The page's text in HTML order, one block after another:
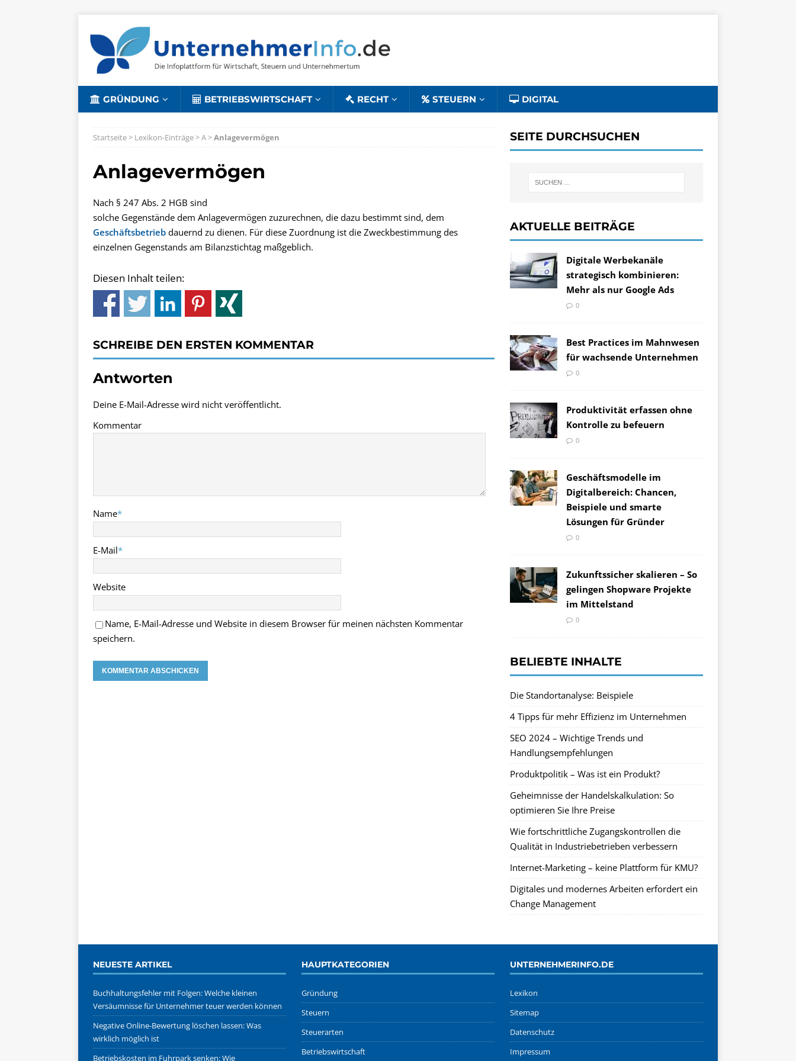
GRÜNDUNG BETRIEBSWIRTSCHAFT RECHT STEUERN DIGITAL
Startseite> Lexikon-Einträge>A>Anlagevermögen
Anlagevermögen
Nach § 247 Abs. 2 HGB sind
solche Gegenstände dem Anlagevermögen zuzurechnen, die dazu bestimmt sind, dem
Geschäftsbetrieb dauernd zu dienen. Für diese Zuordnung ist die Zweckbestimmung des
einzelnen Gegenstands am Bilanzstichtag maßgeblich.
Diesen Inhalt teilen:
SCHREIBE DEN ERSTEN KOMMENTAR
Antworten
Deine E-Mail-Adresse wird nicht veröffentlicht.
Kommentar
Name*
E-Mail*
Website
Name, E-Mail-Adresse und Website in diesem Browser für meinen nächsten Kommentar
speichern.
SEITE DURCHSUCHEN
AKTUELLE BEITRÄGE
Digitale Werbekanäle
strategisch kombinieren:
Mehr als nur Google Ads
0
Best Practices im Mahnwesen
für wachsende Unternehmen
0
Produktivität erfassen ohne
Kontrolle zu befeuern
0
Geschäftsmodelle im
Digitalbereich: Chancen,
Beispiele und smarte
Lösungen für Gründer
0
Zukunftssicher skalieren – So
gelingen Shopware Projekte
im Mittelstand
0
BELIEBTE INHALTE
Die Standortanalyse: Beispiele
4 Tipps für mehr Effizienz im Unternehmen
SEO 2024 – Wichtige Trends und
Handlungsempfehlungen
Produktpolitik – Was ist ein Produkt?
Geheimnisse der Handelskalkulation: So
optimieren Sie Ihre Preise
Wie fortschrittliche Zugangskontrollen die
Qualität in Industriebetrieben verbessern
Internet-Marketing – keine Plattform für KMU?
Digitales und modernes Arbeiten erfordert ein
Change Management
NEUESTE ARTIKEL
Buchhaltungsfehler mit Folgen: Welche kleinen
Versäumnisse für Unternehmer teuer werden können
Negative Online-Bewertung löschen lassen: Was
wirklich möglich ist
Betriebskosten im Fuhrpark senken: Wie
HAUPTKATEGORIEN
Gründung
Steuern
Steuerarten
Betriebswirtschaft
UNTERNEHMERINFO.DE
Lexikon
Sitemap
Datenschutz
Impressum